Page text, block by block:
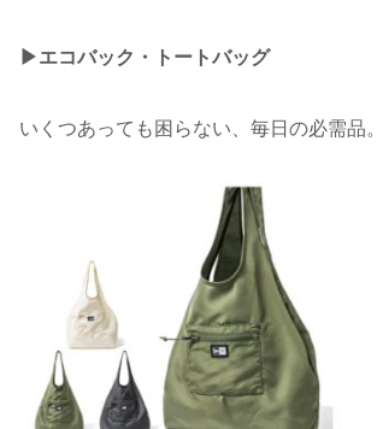
▶︎エコバック・トートバッグ
いくつあっても困らない、毎日の必需品。